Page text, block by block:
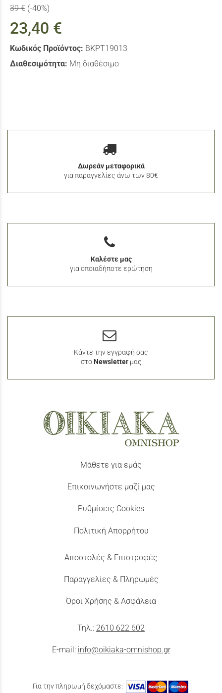
39 € (-40%)
23,40 €
Κωδικός Προϊόντος: BKPT19013
Διαθεσιμότητα: Μη διαθέσιμο
Δωρεάν μεταφορικά
για παραγγελίες άνω των 80€
Καλέστε μας
για οποιαδήποτε ερώτηση
Κάντε την εγγραφή σας
στο Newsletterμας
Μάθετε για εμάς
Επικοινωνήστε μαζί μας
Ρυθμίσεις Cookies
Πολιτική Απορρήτου
Αποστολές & Επιστροφές
Παραγγελίες & Πληρωμές
Όροι Χρήσης & Ασφάλεια
Τηλ.: 2610 622 602
E-mail: info@oikiaka-omnishop.gr
Για την πληρωμή δεχόμαστε: